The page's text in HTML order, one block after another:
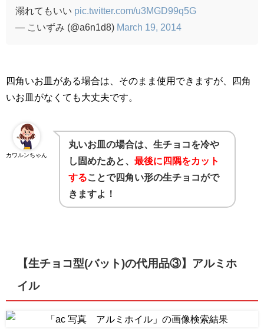
溺れてもいい pic.twitter.com/u3MGD99q5G
— こいずみ (@a6n1d8) March 19, 2014
四角いお皿がある場合は、そのまま使用できますが、四角
いお皿がなくても大丈夫です。
カワルンちゃん
丸いお皿の場合は、生チョコを冷や
し固めたあと、最後に四隅をカット
することで四角い形の生チョコがで
きますよ！
【生チョコ型(バット)の代用品③】 アルミホ
イル